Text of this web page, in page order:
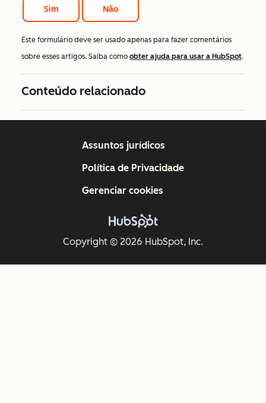
Sim Não
Este formulário deve ser usado apenas para fazer comentários
sobre esses artigos. Saiba como obter ajuda para usar a HubSpot.
Conteúdo relacionado
Copyright © 2026 HubSpot, Inc.
Assuntos jurídicos
Política de Privacidade
Gerenciar cookies